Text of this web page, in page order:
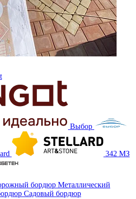
Выбор
342 МЗ
бордюр Металлический
Садовый бордюр